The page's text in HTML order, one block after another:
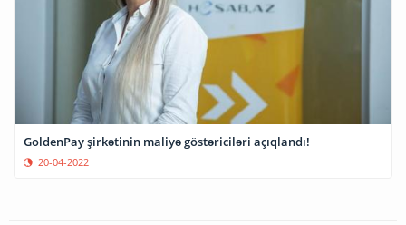
GoldenPay şirkətinin maliyə göstəriciləri açıqlandı!
20-04-2022